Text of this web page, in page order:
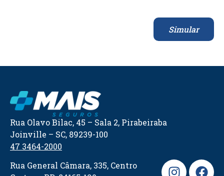
Simular
Rua Olavo Bilac, 45 – Sala 2, Pirabeiraba
Joinville – SC, 89239-100
47 3464-2000
Rua General Câmara, 335, Centro